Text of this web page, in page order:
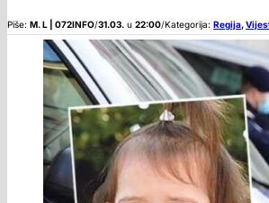
Piše: M. L | 072INFO/31.03. u 22:00/Kategorija: Regija,